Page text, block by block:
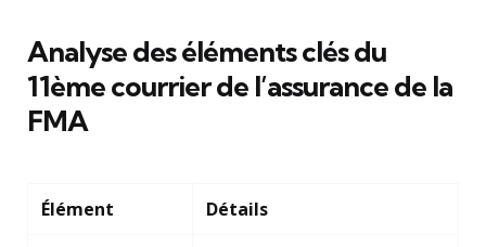
Analyse des éléments clés du
11ème courrier de l’assurance de la
FMA
Élément Détails